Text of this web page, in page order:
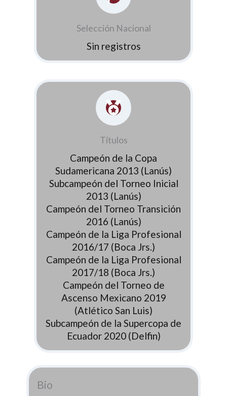
Selección Nacional
Sin registros
Títulos
Campeón de la Copa
Sudamericana 2013 (Lanús)
Subcampeón del Torneo Inicial
2013 (Lanús)
Campeón del Torneo Transición
2016 (Lanús)
Campeón de la Liga Profesional
2016/17 (Boca Jrs.)
Campeón de la Liga Profesional
2017/18 (Boca Jrs.)
Campeón del Torneo de
Ascenso Mexicano 2019
(Atlético San Luis)
Subcampeón de la Supercopa de
Ecuador 2020 (Delfin)
Bio